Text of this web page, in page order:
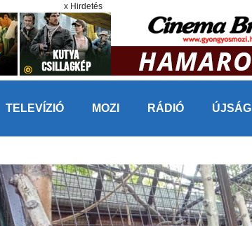
x Hirdetés
TELEVÍZIÓ MOZI RÁDIÓ ÚJSÁG